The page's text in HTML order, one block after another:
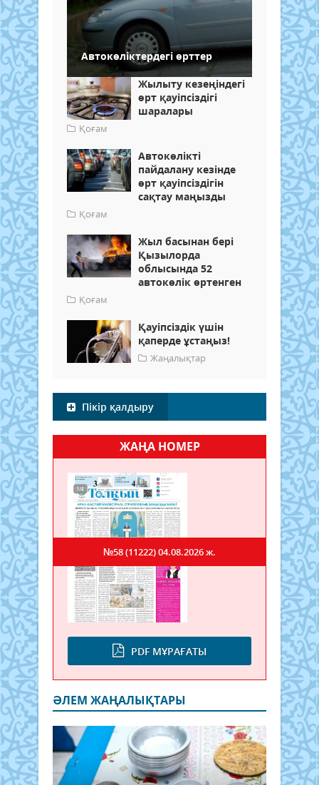
Автокөліктердегі өрттер
Жылыту кезеңіндегі
өрт қауіпсіздігі
шаралары
Қоғам
Автокөлікті
пайдалану кезінде
өрт қауіпсіздігін
сақтау маңызды
Қоғам
Жыл басынан бері
Қызылорда
облысында 52
автокөлік өртенген
Қоғам
Қауіпсіздік үшін
қаперде ұстаңыз!
Жаңалықтар
Пікір қалдыру
ЖАҢА НОМЕР
PDF МҰРАҒАТЫ
№58 (11222)04.08.2026 ж.
ӘЛЕМ ЖАҢАЛЫҚТАРЫ